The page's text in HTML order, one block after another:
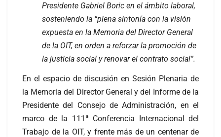
Presidente Gabriel Boric en el ámbito laboral,
sosteniendo la “plena sintonía con la visión
expuesta en la Memoria del Director General
de la OIT, en orden a reforzar la promoción de
la justicia social y renovar el contrato social”.
En el espacio de discusión en Sesión Plenaria de
la Memoria del Director General y del Informe de la
Presidente del Consejo de Administración, en el
marco de la 111ª Conferencia Internacional del
Trabajo de la OIT, y frente más de un centenar de